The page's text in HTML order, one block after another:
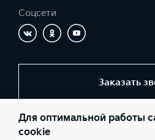
Соцсети
Заказать
© 2026 Юридические лица ООО
Для оптимальной работы
cookie